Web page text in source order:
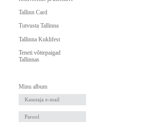
Tallinn Card
Tutvusta Tallinna
Tallinna Kuklifest
Teneti võttepaigad
Tallinnas
Minu album